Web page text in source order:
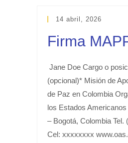
14 abril, 2026
Firma
Jane Doe Cargo o
(opcional)* Misión de
de Paz en Colombia
los Estados
– Bogotá, Colombia Tel.
Cel: xxxxxxxx